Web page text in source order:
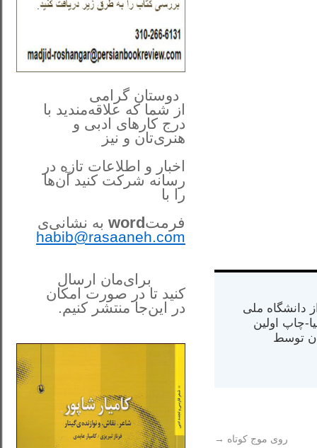
از دانشگاه ملی
در کالیفرنیا-چاپ اولین
در سال ۱۳۸۴ در ایران توسط
روی موج کوتاه →
دوستان گرامی
از شما که علاقه‌مندید با
درج کارهای‌ ادبی و
هنری‌تان و نیز
اخبار و اطلاعات تازه در
رسانه شرکت کنید آن‌ها
را با
فرمتword به نشانی‌ی
habib@rasaaneh.com
برای‌مان ارسال
کنید تا در صورت امکان
در این‌جامنتشر کنیم.